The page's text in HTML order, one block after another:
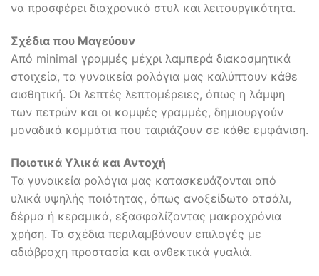
να προσφέρει διαχρονικό στυλ και λειτουργικότητα.
Σχέδια που Μαγεύουν
Από minimal γραμμές μέχρι λαμπερά διακοσμητικά
στοιχεία, τα γυναικεία ρολόγια μας καλύπτουν κάθε
αισθητική. Οι λεπτές λεπτομέρειες, όπως η λάμψη
των πετρών και οι κομψές γραμμές, δημιουργούν
μοναδικά κομμάτια που ταιριάζουν σε κάθε εμφάνιση.
Ποιοτικά Υλικά και Αντοχή
Τα γυναικεία ρολόγια μας κατασκευάζονται από
υλικά υψηλής ποιότητας, όπως ανοξείδωτο ατσάλι,
δέρμα ή κεραμικά, εξασφαλίζοντας μακροχρόνια
χρήση. Τα σχέδια περιλαμβάνουν επιλογές με
αδιάβροχη προστασία και ανθεκτικά γυαλιά.